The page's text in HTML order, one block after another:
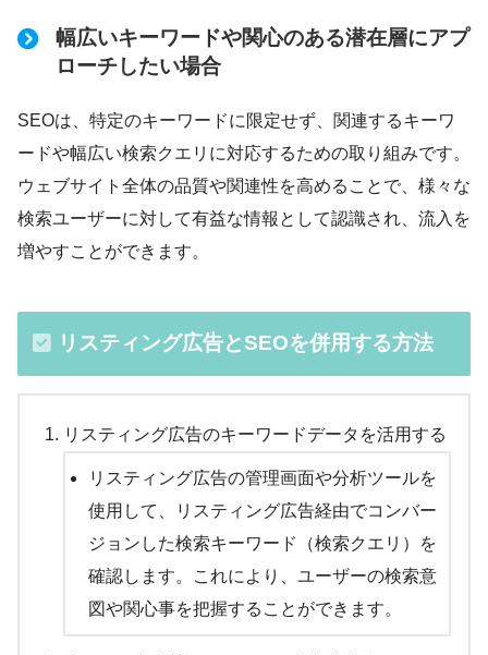
幅広いキーワードや関心のある潜在層にアプ
ローチしたい場合
SEOは、特定のキーワードに限定せず、関連するキーワ
ードや幅広い検索クエリに対応するための取り組みです。
ウェブサイト全体の品質や関連性を高めることで、様々な
検索ユーザーに対して有益な情報として認識され、流入を
増やすことができます。
リスティング広告とSEOを併用する方法
リスティング広告のキーワードデータを活用する
リスティング広告の管理画面や分析ツールを
使用して、リスティング広告経由でコンバー
ジョンした検索キーワード（検索クエリ）を
確認します。これにより、ユーザーの検索意
図や関心事を把握することができます。